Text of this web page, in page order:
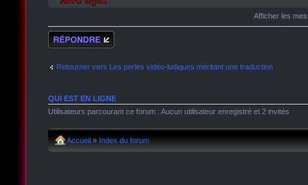
Afficher les
Répondre
Retourner vers Les perles vidéo-ludiques méritant une traduction
QUI EST EN LIGNE
Utilisateurs parcourant ce forum : Aucun utilisateur enregistré et 2 invités
Accueil » Index du forum